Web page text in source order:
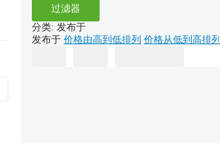
过滤器
分类: 发布于
发布于 价格由高到低排列 价格从低到高排列